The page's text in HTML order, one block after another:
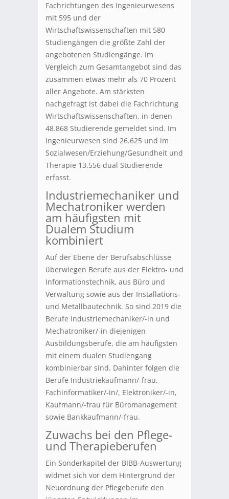
Fachrichtungen des Ingenieurwesens
mit 595 und der
Wirtschaftswissenschaften mit 580
Studiengängen die größte Zahl der
angebotenen Studiengänge. Im
Vergleich zum Gesamtangebot sind das
zusammen etwas mehr als 70 Prozent
aller Angebote. Am stärksten
nachgefragt ist dabei die Fachrichtung
Wirtschaftswissenschaften, in denen
48.868 Studierende gemeldet sind. Im
Ingenieurwesen sind 26.625 und im
Sozialwesen/Erziehung/Gesundheit und
Therapie 13.556 dual Studierende
erfasst.
Industriemechaniker und
Mechatroniker werden
am häufigsten mit
Dualem Studium
kombiniert
Auf der Ebene der Berufsabschlüsse
überwiegen Berufe aus der Elektro- und
Informationstechnik, aus Büro und
Verwaltung sowie aus der Installations-
und Metallbautechnik. So sind 2019 die
Berufe Industriemechaniker/-in und
Mechatroniker/-in diejenigen
Ausbildungsberufe, die am häufigsten
mit einem dualen Studiengang
kombinierbar sind. Dahinter folgen die
Berufe Industriekaufmann/-frau,
Fachinformatiker/-in/, Elektroniker/-in,
Kaufmann/-frau für Büromanagement
sowie Bankkaufmann/-frau.
Zuwachs bei den Pflege-
und Therapieberufen
Ein Sonderkapitel der BIBB-Auswertung
widmet sich vor dem Hintergrund der
Neuordnung der Pflegeberufe den